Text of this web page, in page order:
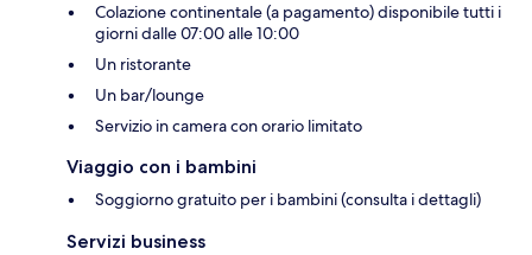
Colazione continentale (a pagamento) disponibile tutti i
giorni dalle 07:00 alle 10:00
Un ristorante
Un bar/lounge
Servizio in camera con orario limitato
Viaggio con i bambini
Soggiorno gratuito per i bambini (consulta i dettagli)
Servizi business